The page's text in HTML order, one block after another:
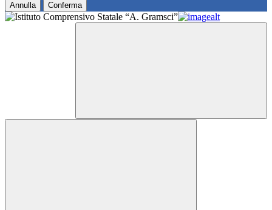
Annulla Conferma